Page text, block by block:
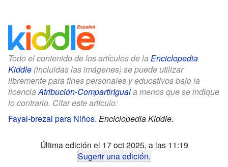
Todo el contenido de los artículos de la Enciclopedia
Kiddle (incluidas las imágenes) se puede utilizar
libremente para fines personales y educativos bajo la
licencia Atribución-CompartirIguala menos que se indique
lo contrario. Citar este artículo:
Fayal-brezal para Niños. Enciclopedia Kiddle.
Última edición el 17 oct 2025, a las 11:19
Sugerir una edición.